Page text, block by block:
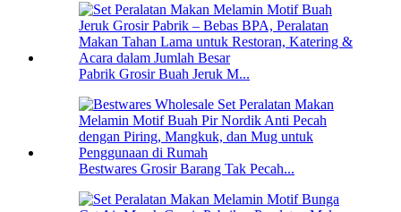
Pabrik Grosir Buah Jeruk M...
Bestwares Grosir Barang Tak Pecah...